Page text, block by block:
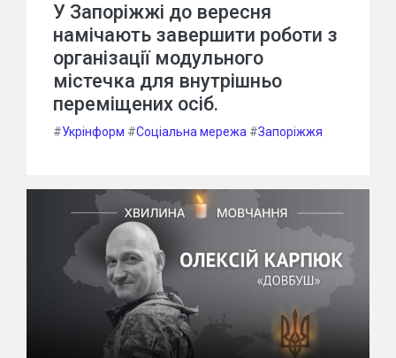
У Запоріжжі до вересня
намічають завершити роботи з
організації модульного
містечка для внутрішньо
переміщених осіб.
#Укрінформ #Соціальна мережа #Запоріжжя